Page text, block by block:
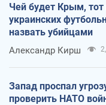
Чей будет Крым, тот
украинских
назвать убийцами
Александр Кирш
Запад проспал
проверить НАТО